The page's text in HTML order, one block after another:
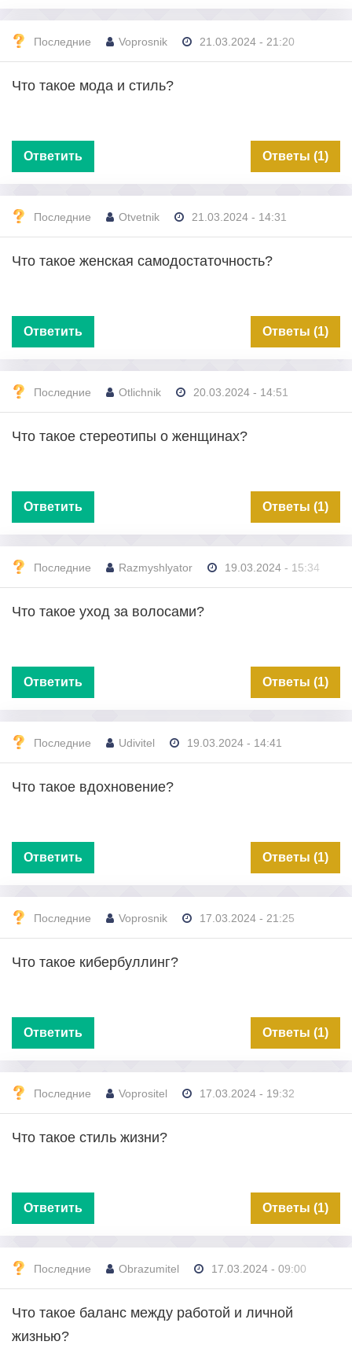
Последние Voprosnik 21.03.2024 - 21:20
Что такое мода и стиль?
Ответить Ответы (1)
Последние Otvetnik 21.03.2024 - 14:31
Что такое женская самодостаточность?
Ответить Ответы (1)
Последние Otlichnik 20.03.2024 - 14:51
Что такое стереотипы о женщинах?
Ответить Ответы (1)
Последние Razmyshlyator 19.03.2024 - 15:34
Что такое уход за волосами?
Ответить Ответы (1)
Последние Udivitel 19.03.2024 - 14:41
Что такое вдохновение?
Ответить Ответы (1)
Последние Voprosnik 17.03.2024 - 21:25
Что такое кибербуллинг?
Ответить Ответы (1)
Последние Voprositel 17.03.2024 - 19:32
Что такое стиль жизни?
Ответить Ответы (1)
Последние Obrazumitel 17.03.2024 - 09:00
Что такое баланс между работой и личной
жизнью?